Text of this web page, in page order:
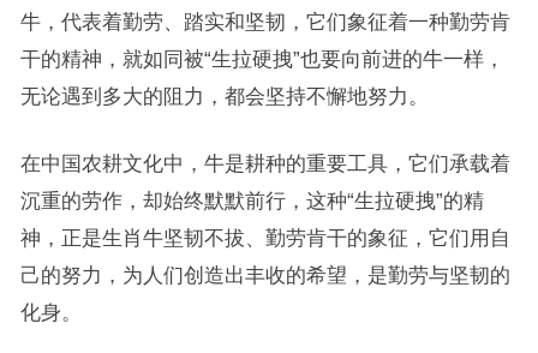
牛，代表着勤劳、踏实和坚韧，它们象征着一种勤劳肯
干的精神，就如同被“生拉硬拽”也要向前进的牛一样，
无论遇到多大的阻力，都会坚持不懈地努力。
在中国农耕文化中，牛是耕种的重要工具，它们承载着
沉重的劳作，却始终默默前行，这种“生拉硬拽”的精
神，正是生肖牛坚韧不拔、勤劳肯干的象征，它们用自
己的努力，为人们创造出丰收的希望，是勤劳与坚韧的
化身。